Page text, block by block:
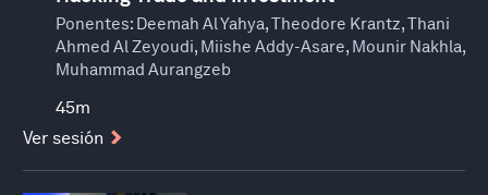
Ponentes: Deemah Al Yahya, Theodore Krantz, Thani
Ahmed Al Zeyoudi, Miishe Addy-Asare, Mounir Nakhla,
Muhammad Aurangzeb
45m
Ver sesión